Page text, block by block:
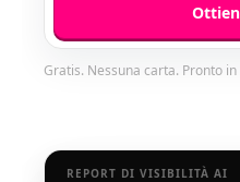
Gratis. Nessuna carta. Pronto
REPORT DI VISIBILITÀ AI